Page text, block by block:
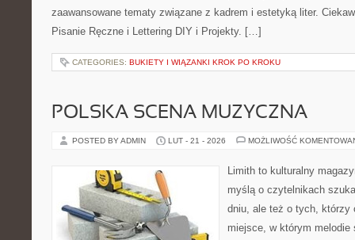
zaawansowane tematy związane z kadrem i estetyką liter.
Pisanie Ręczne i Lettering DIY i Projekty. […]
CATEGORIES: BUKIETY I WIĄZANKI KROK PO KROKU
POLSKA SCENA MUZYCZNA
POSTED BY ADMIN LUT - 21 - 2026 MOŻLIWOŚĆ
Limith to kulturalny
myślą o czytelnikach
dniu, ale też o tych, którzy
miejsce, w którym